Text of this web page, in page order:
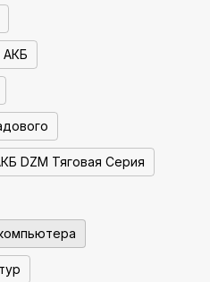
АКБ
DZM Тяговая Серия